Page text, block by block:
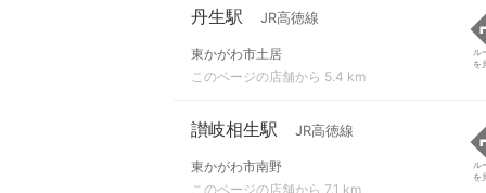
丹生駅 JR高徳線
東かがわ市土居
このページの店舗から 5.4 km
ル
を
讃岐相生駅 JR高徳線
東かがわ市南野
このページの店舗から 7.1 km
ル
を